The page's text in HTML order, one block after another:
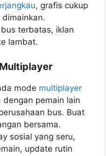
, grafis cukup
terbatas, iklan
lambat.
mode multiplayer
dengan pemain lain
bus. Buat
bersama.
sosial yang seru,
update rutin